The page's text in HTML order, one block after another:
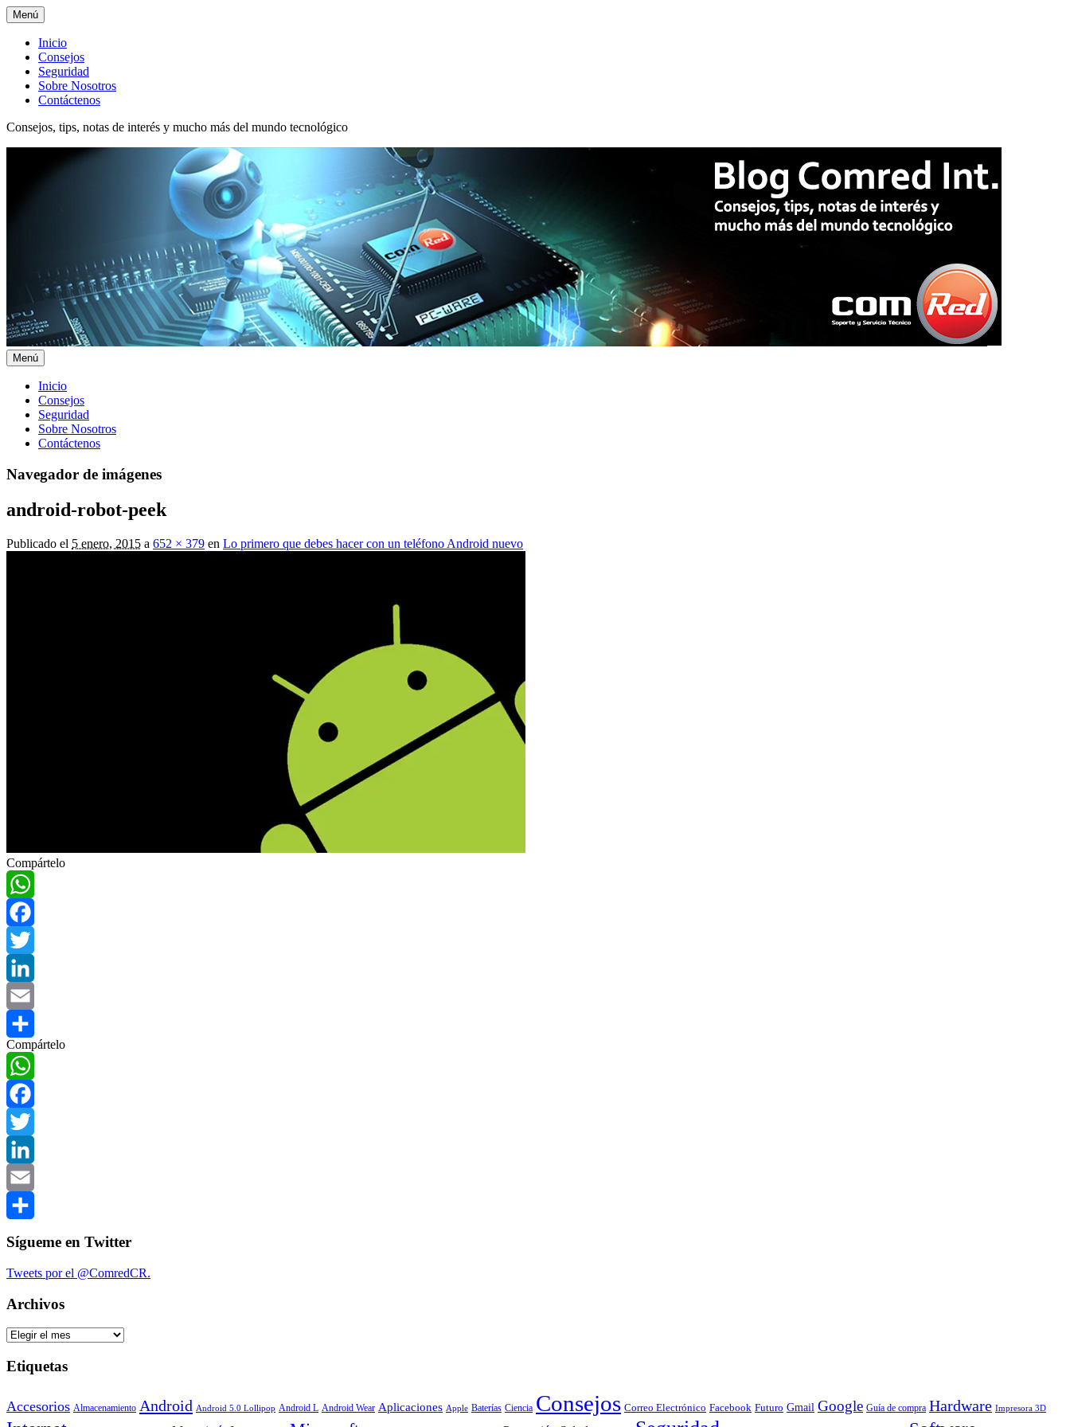
Menú
Menú
superior
Inicio
Consejos
Seguridad
Sobre Nosotros
Contáctenos
Consejos, tips, notas de interés y mucho más del mundo tecnológico
Menú
Menú
principal
Inicio
Consejos
Seguridad
Sobre Nosotros
Contáctenos
Navegador de imágenes
android-robot-peek
Publicado el 5 enero, 2015 a 652 × 379 en Lo primero que debes hacer con un teléfono Android nuevo
Compártelo
WhatsApp
Facebook
Twitter
LinkedIn
Email
Compartir
Compártelo
WhatsApp
Facebook
Twitter
LinkedIn
Email
Compartir
Sígueme en Twitter
Tweets por el @ComredCR.
Archivos
Archivos
Etiquetas
Accesorios Almacenamiento Android Android 5.0 Lollipop Android L Android Wear Aplicaciones Apple Baterías Ciencia Consejos Correo Electrónico Facebook Futuro Gmail Google Guía de compra Hardware Impresora 3D